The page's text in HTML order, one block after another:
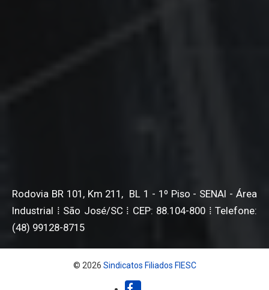
Rodovia BR 101, Km 211, BL 1 - 1º Piso - SENAI - Área
Industrial ⁞ São José/SC ⁞ CEP: 88.104-800 ⁞ Telefone:
(48) 99128-8715
© 2026 Sindicatos Filiados FIESC